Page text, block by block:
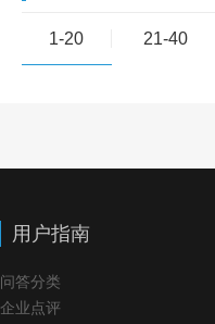
1-20 21-40
用户指南
问答分类
企业点评